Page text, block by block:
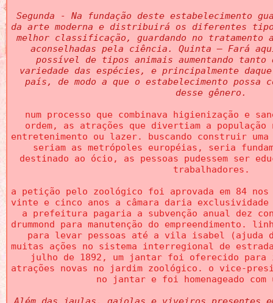
Segunda - Na fundação deste estabelecimento
da arte moderna e distribuirá os diferentes
melhor classificação, guardando no tratamento
aconselhadas pela ciência. Quinta – Fará
possível de tipos animais aumentando
variedade das espécies, e principalmente
país, de modo a que o estabelecimento possa
desse gênero.
num processo que combinava higienização e
ordem, as atrações que divertiam a população
entretenimento ou lazer. buscando construir
seriam as metrópoles européias, seria
destinado ao ócio, as pessoas pudessem ser
trabalhadores.
a petição pelo zoológico foi aprovada em 84
vinte e cinco anos a câmara daria exclusividade
a prefeitura pagaria a subvenção anual dez
drummond para manutenção do empreendimento.
para levar pessoas até a vila isabel (ajuda
muitas ações no sistema interregional de
julho de 1892, um jantar foi oferecido para
atrações novas no jardim zoológico. o vice-
no jantar e foi homenageado com